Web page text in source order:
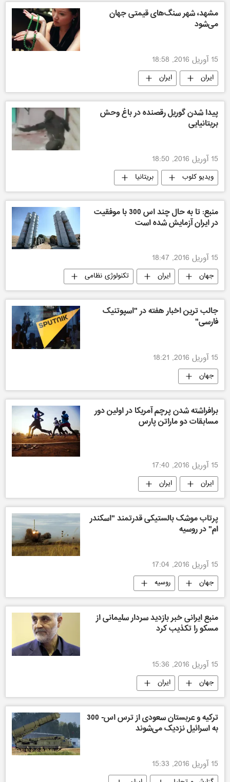
مشهد، شهر سنگ‌های قیمتی جهان
می‌شود
15 آوریل 2016, 18:58
ایران ایران
پیدا شدن گوریل رقصنده در باغ وحش
بریتانیایی
15 آوریل 2016, 18:50
ویدیو کلوب بریتانیا
منبع: تا به حال چند اس 300 با موفقیت
در ایران آزمایش شده است
15 آوریل 2016, 18:47
جهان ایران تکنولوژی نظامی
جالب ترین اخبار هفته در "اسپوتنیک
فارسی"
15 آوریل 2016, 18:21
جهان
جالب ترین اخبار هفته در "اسپوتنیک فارسی"
برافراشته شدن پرچم آمریکا در اولین دور
مسابقات دو ماراتن پارس
15 آوریل 2016, 17:40
ایران ایران
پرتاب موشک بالستیکی قدرتمند "اسکندر
ام" در روسیه
15 آوریل 2016, 17:04
جهان روسیه
منبع ایرانی خبر بازدید سردار سلیمانی از
مسکو را تکذیب کرد
15 آوریل 2016, 15:36
جهان ایران
ترکیه و عربستان سعودی از ترس اس- 300
به اسرائیل نزدیک می‌شوند
15 آوریل 2016, 15:33